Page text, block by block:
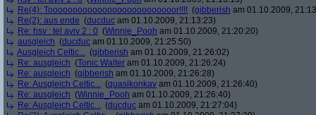
Re(4): Toooooooooooooooooooooooooor!!!! (gibberish am 01.10.2009,
Re(2): aus ende (ducduc am 01.10.2009, 21:13:23)
Re: hsv : tel aviv 2 : 0 (Winnie_Pooh am 01.10.2009, 21:20:20)
ausgleich (ducduc am 01.10.2009, 21:25:50)
Ausgleich Celtic... (gibberish am 01.10.2009, 21:26:02)
Re: ausgleich (Tonic Walter am 01.10.2009, 21:26:24)
Re: ausgleich (gibberish am 01.10.2009, 21:26:28)
Re: Ausgleich Celtic... (quasikonkav am 01.10.2009, 21:26:40)
Re: ausgleich (Winnie_Pooh am 01.10.2009, 21:26:40)
Re: Ausgleich Celtic... (ducduc am 01.10.2009, 21:27:04)